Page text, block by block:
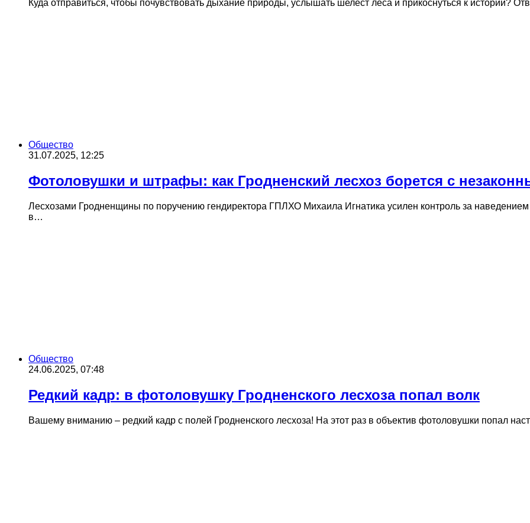
Куда отправиться, чтобы почувствовать дыхание природы, услышать шелест леса и прикоснуться к истории?
Общество
31.07.2025, 12:25
Фотоловушки и штрафы: как Гродненский лесхоз борется с
Лесхозами Гродненщины по поручению гендиректора ГПЛХО Михаила Игнатика усилен контроль за
в…
Общество
24.06.2025, 07:48
Редкий кадр: в фотоловушку Гродненского лесхоза попал волк
Вашему вниманию – редкий кадр с полей Гродненского лесхоза! На этот раз в объектив фотоловушки попал